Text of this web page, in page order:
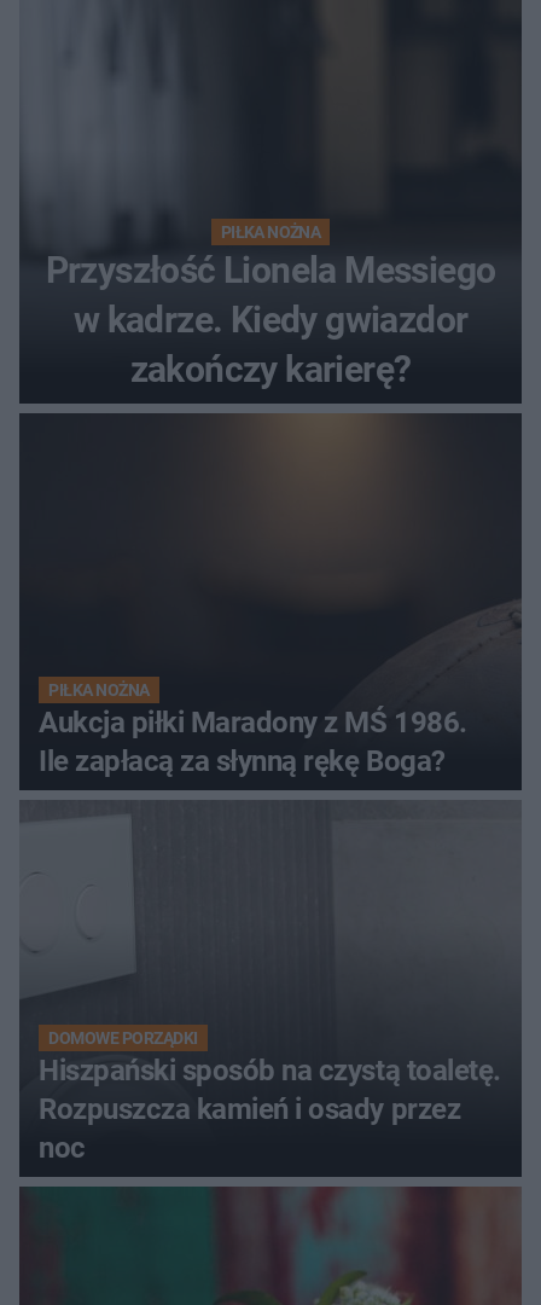
PIŁKA NOŻNA
Przyszłość Lionela Messiego
w kadrze. Kiedy gwiazdor
zakończy karierę?
PIŁKA NOŻNA
Aukcja piłki Maradony z MŚ 1986.
Ile zapłacą za słynną rękę Boga?
DOMOWE PORZĄDKI
Hiszpański sposób na czystą toaletę.
Rozpuszcza kamień i osady przez
noc